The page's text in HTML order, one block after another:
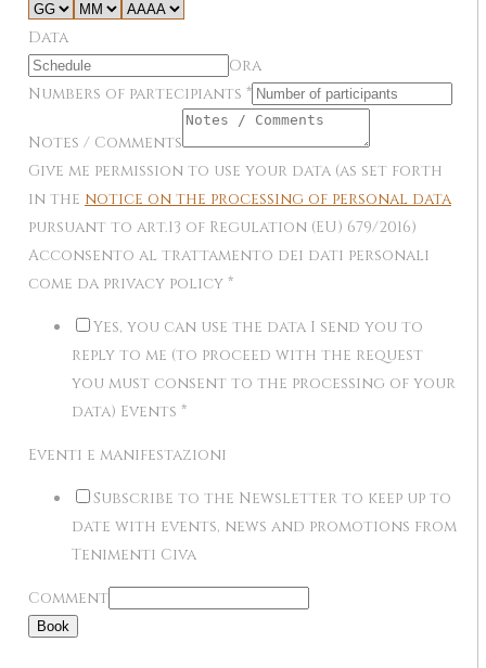
Data
Ora
Numbers of partecipiants *
Notes / Comments
Give me permission to use your data (as set forth
in the notice on the processing of personal data
pursuant to art.13 of Regulation (EU) 679/2016)
Acconsento al trattamento dei dati personali
come da privacy policy *
Yes, you can use the data I send you to
reply to me (to proceed with the request
you must consent to the processing of your
data) Events *
Eventi e manifestazioni
Subscribe to the Newsletter to keep up to
date with events, news and promotions from
Tenimenti Civa
Comment
Book